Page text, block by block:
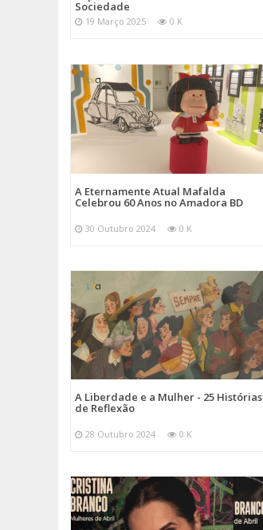
Sociedade
19 Março 2025 0 K
A Eternamente Atual Mafalda
Celebrou 60 Anos no Amadora BD
30 Outubro 2024 0 K
A Liberdade e a Mulher - 25 Histórias
de Reflexão
28 Outubro 2024 0 K